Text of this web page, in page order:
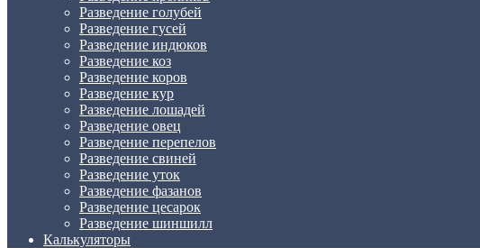
Разведение голубей
Разведение гусей
Разведение индюков
Разведение коз
Разведение коров
Разведение кур
Разведение лошадей
Разведение овец
Разведение перепелов
Разведение свиней
Разведение уток
Разведение фазанов
Разведение цесарок
Разведение шиншилл
Калькуляторы